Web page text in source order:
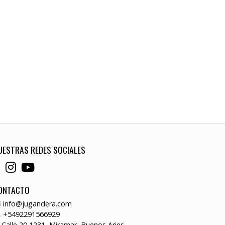
REDES SOCIALES
info@jugandera.com
+5492291566929